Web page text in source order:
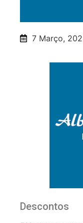
7 Março,
Descontos